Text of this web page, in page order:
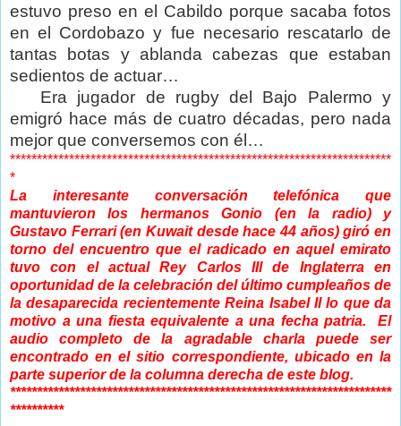
estuvo preso en el Cabildo porque sacaba fotos
en el Cordobazo y fue necesario rescatarlo de
tantas botas y ablanda cabezas que estaban
sedientos de actuar…
Era jugador de rugby del Bajo Palermo y
emigró hace más de cuatro décadas, pero nada
mejor que conversemos con él…
***********************************************************************
*
La interesante conversación telefónica que
mantuvieron los hermanos Gonio (en la radio) y
Gustavo Ferrari (en Kuwait desde hace 44 años) giró en
torno del encuentro que el radicado en aquel emirato
tuvo con el actual Rey Carlos III de Inglaterra en
oportunidad de la celebración del último cumpleaños de
la desaparecida recientemente Reina Isabel II lo que da
motivo a una fiesta equivalente a una fecha patria. El
audio completo de la agradable charla puede ser
encontrado en el sitio correspondiente, ubicado en la
parte superior de la columna derecha de este blog.
***********************************************************************
**********